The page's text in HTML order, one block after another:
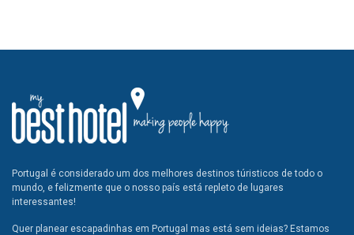
Portugal é considerado um dos melhores destinos túristicos de todo o
mundo, e felizmente que o nosso país está repleto de lugares
interessantes!
Quer planear escapadinhas em Portugal mas está sem ideias? Estamos